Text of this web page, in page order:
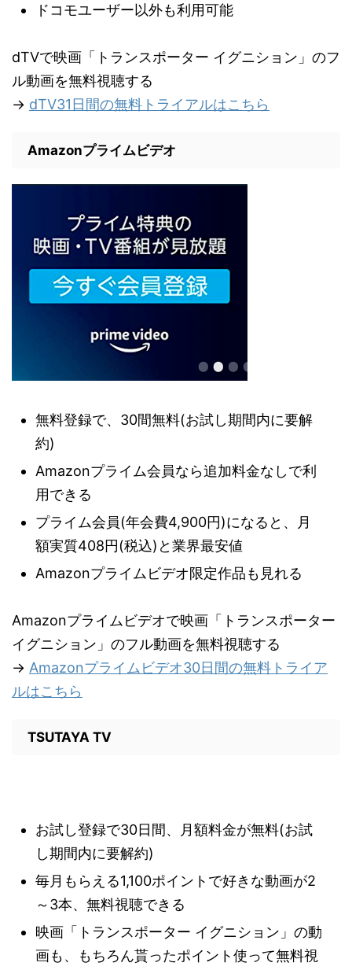
ドコモユーザー以外も利用可能
dTVで映画「トランスポーター イグニション」のフ
ル動画を無料視聴する
→ dTV31日間の無料トライアルはこちら
Amazonプライムビデオ
無料登録で、30間無料(お試し期間内に要解
約)
Amazonプライム会員なら追加料金なしで利
用できる
プライム会員(年会費4,900円)になると、月
額実質408円(税込)と業界最安値
Amazonプライムビデオ限定作品も見れる
Amazonプライムビデオで映画「トランスポーター
イグニション」のフル動画を無料視聴する
→ Amazonプライムビデオ30日間の無料トライア
ルはこちら
TSUTAYA TV
お試し登録で30日間、月額料金が無料(お試
し期間内に要解約)
毎月もらえる1,100ポイントで好きな動画が2
～3本、無料視聴できる
映画「トランスポーター イグニション」の動
画も、もちろん貰ったポイント使って無料視